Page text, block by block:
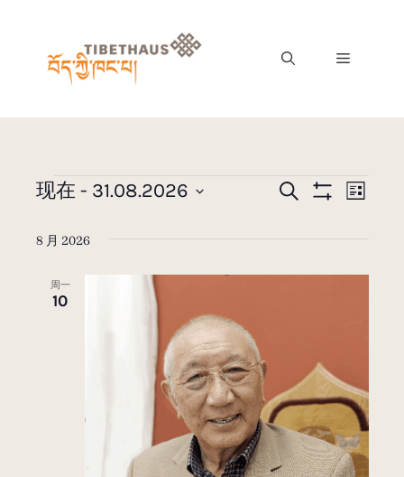
活
搜
索
导
航
搜
O
活
列
现在 - 31.08.2026
择
8 月 2026
周一
10